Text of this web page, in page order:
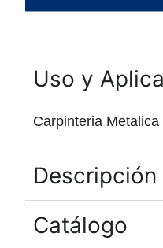
Uso y
Carpinteria
Catálogo